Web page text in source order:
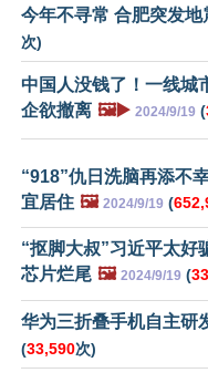
今年不寻常 合肥突发地
次)
中国人没钱了！一线城
企欲撤离 🖼️▶️ 2024/9/19 (
“918”仇日洗脑再添不
宜居住 🖼️ 2024/9/19 (
“抠脚大叔”习近平太好
芯片烂尾 🖼️ 2024/9/19 (
华为三折叠手机自主研
(33,590次)